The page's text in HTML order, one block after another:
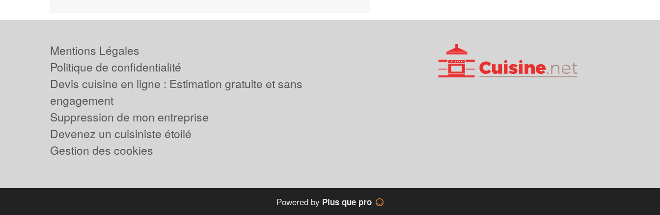
Mentions Légales
Politique de confidentialité
Devis cuisine en ligne : Estimation gratuite et sans
engagement
Suppression de mon entreprise
Devenez un cuisiniste étoilé
Gestion des cookies
Powered by Plus que pro